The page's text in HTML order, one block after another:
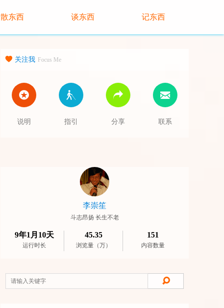
散东西 谈东西 记东西
关注我 Focus Me
说明 指引 分享 联系
李崇笙
斗志昂扬 长生不老
9年1月10天
运行时长
45.35
浏览量（万）
151
内容数量